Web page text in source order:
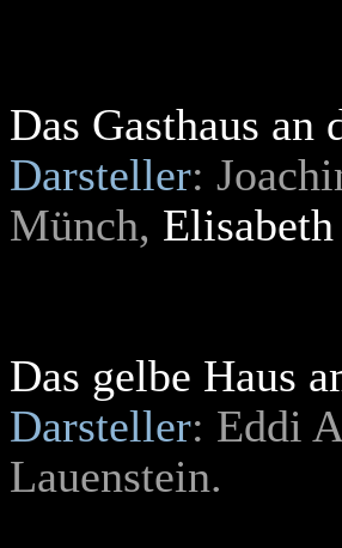
Das Gasthaus an
Darsteller:
Münch,
Das gelbe Haus
Darsteller: Eddi
Lauenstein.